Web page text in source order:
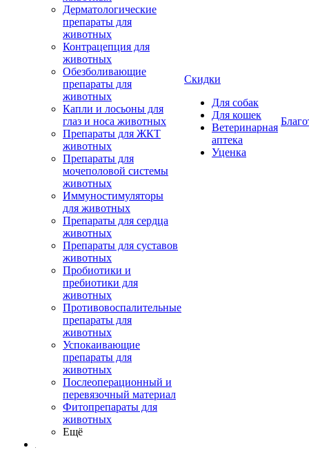
Дерматологические
препараты для
животных
Контрацепция для
животных
Обезболивающие
препараты для
животных
Капли и лосьоны для
глаз и носа животных
Препараты для ЖКТ
животных
Препараты для
мочеполовой системы
животных
Иммуностимуляторы
для животных
Препараты для сердца
животных
Препараты для суставов
животных
Пробиотики и
пребиотики для
животных
Противовоспалительные
препараты для
животных
Успокаивающие
препараты для
животных
Послеоперационный и
перевязочный материал
Фитопрепараты для
животных
Ещё
Скидки
Для собак
Для кошек
Ветеринарная
аптека
Уценка